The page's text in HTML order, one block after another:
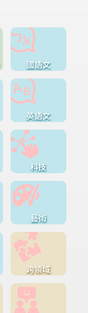
國語文
英語文
科技
藝術
跨領域